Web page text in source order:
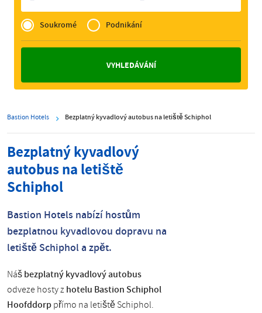
Privé
of
Zakelijk
Soukromé Podnikání
Bastion Hotels Bezplatný kyvadlový autobus na letiště Schiphol
Bezplatný kyvadlový
autobus na letiště
Schiphol
Bastion Hotels nabízí hostům
bezplatnou kyvadlovou dopravu na
letiště Schiphol a zpět.
Nášbezplatný kyvadlový autobus
odveze hosty zhotelu Bastion Schiphol
Hoofddorppřímo na letiště Schiphol.